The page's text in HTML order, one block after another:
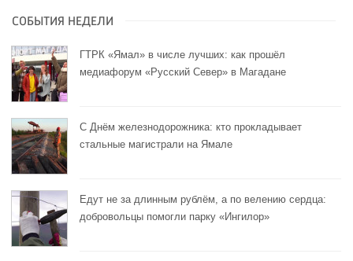
СОБЫТИЯ НЕДЕЛИ
ГТРК «Ямал» в числе лучших: как прошёл
медиафорум «Русский Север» в Магадане
С Днём железнодорожника: кто прокладывает
стальные магистрали на Ямале
Едут не за длинным рублём, а по велению сердца:
добровольцы помогли парку «Ингилор»